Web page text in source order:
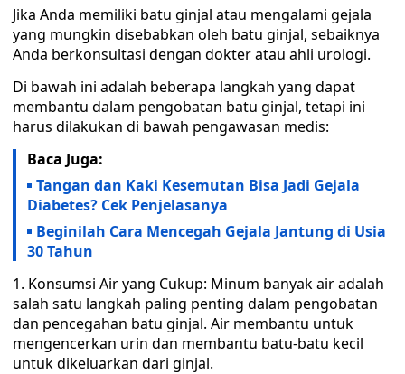
Jika Anda memiliki batu ginjal atau mengalami gejala
yang mungkin disebabkan oleh batu ginjal, sebaiknya
Anda berkonsultasi dengan dokter atau ahli urologi.
Di bawah ini adalah beberapa langkah yang dapat
membantu dalam pengobatan batu ginjal, tetapi ini
harus dilakukan di bawah pengawasan medis:
Baca Juga:
Tangan dan Kaki Kesemutan Bisa Jadi Gejala
Diabetes? Cek Penjelasanya
Beginilah Cara Mencegah Gejala Jantung di Usia
30 Tahun
Konsumsi Air yang Cukup: Minum banyak air adalah
salah satu langkah paling penting dalam pengobatan
dan pencegahan batu ginjal. Air membantu untuk
mengencerkan urin dan membantu batu-batu kecil
untuk dikeluarkan dari ginjal.